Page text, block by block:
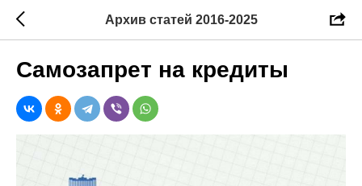
Архив статей 2016-2025
Самозапрет на кредиты